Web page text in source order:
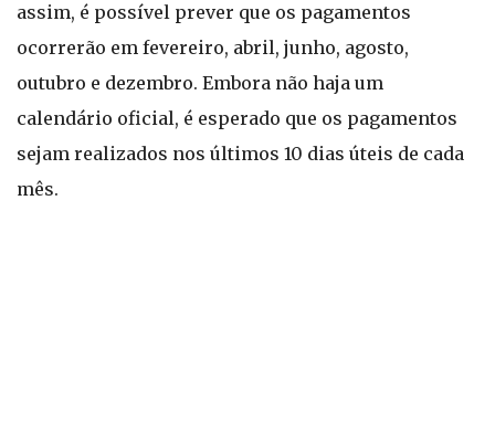
assim, é possível prever que os pagamentos
ocorrerão em fevereiro, abril, junho, agosto,
outubro e dezembro. Embora não haja um
calendário oficial, é esperado que os pagamentos
sejam realizados nos últimos 10 dias úteis de cada
mês.